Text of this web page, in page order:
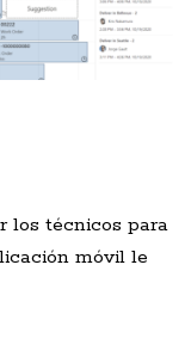
los técnicos para
móvil le